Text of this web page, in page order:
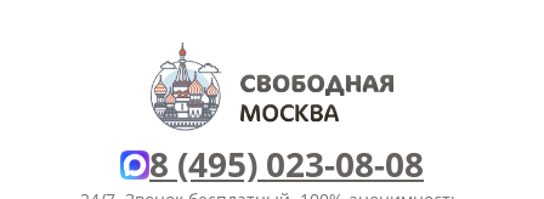
8 (495) 023-08-08